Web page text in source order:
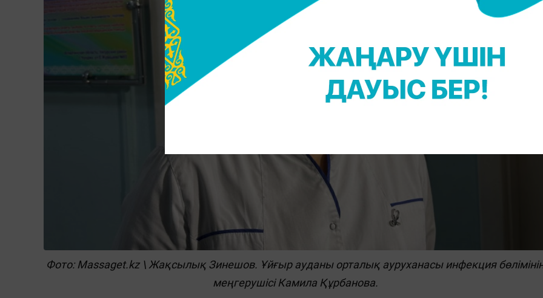
Фото: Massaget.kz \ Жақсылық Зинешов. Ұйғыр ауданы орталық ауруханасы инфекция
меңгерушісі Камила Құрбанова.